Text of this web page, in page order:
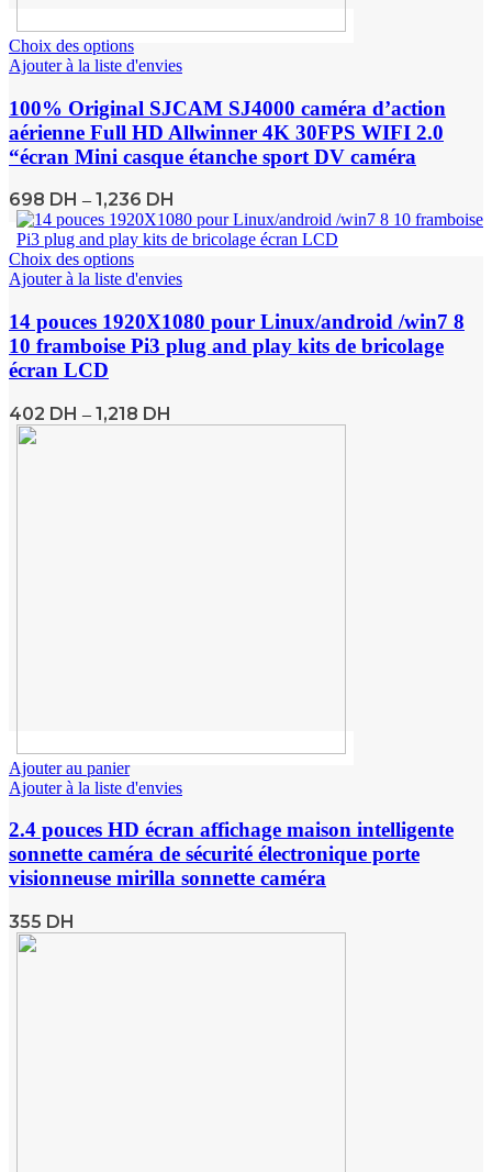
Choix des options
Ajouter à la liste d'envies
100% Original SJCAM SJ4000 caméra d’action
aérienne Full HD Allwinner 4K 30FPS WIFI 2.0
“écran Mini casque étanche sport DV caméra
698 DH – 1,236 DH
Choix des options
Ajouter à la liste d'envies
14 pouces 1920X1080 pour Linux/android /win7 8
10 framboise Pi3 plug and play kits de bricolage
écran LCD
402 DH – 1,218 DH
Ajouter au panier
Ajouter à la liste d'envies
2.4 pouces HD écran affichage maison intelligente
sonnette caméra de sécurité électronique porte
visionneuse mirilla sonnette caméra
355 DH